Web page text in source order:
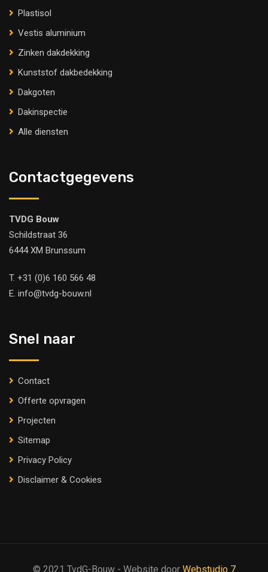
Plastisol
Vestis aluminium
Zinken dakdekking
Kunststof dakbedekking
Dakgoten
Dakinspectie
Alle diensten
Contactgegevens
TVDG Bouw
Schildstraat 36
6444 XM Brunssum
T. +31 (0)6 160 566 48
E. info@tvdg-bouw.nl
Snel naar
Contact
Offerte opvragen
Projecten
Sitemap
Privacy Policy
Disclaimer & Cookies
© 2021 TvdG-Bouw - Website door Webstudio 7